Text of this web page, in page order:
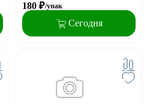
5 шт) LD294-4002, STEKKER
180 ₽/упак
Сегодня